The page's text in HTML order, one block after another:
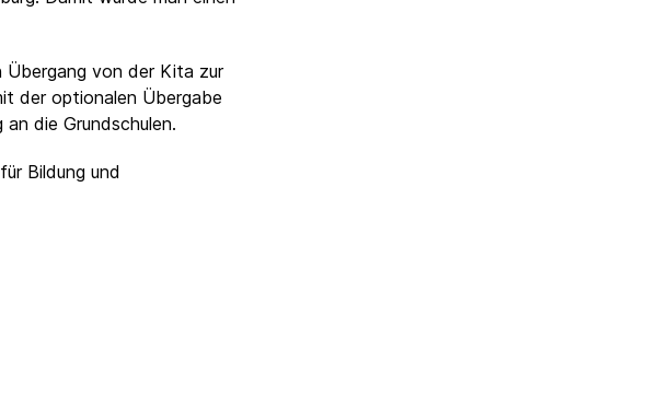
Übergang von der Kita zur
der optionalen Übergabe
die Grundschulen.
Bildung und